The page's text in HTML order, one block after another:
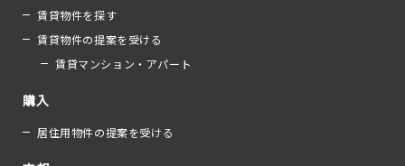
賃貸物件を探す
賃貸物件の提案を受ける
賃貸マンション・アパート
購入
居住用物件の提案を受ける